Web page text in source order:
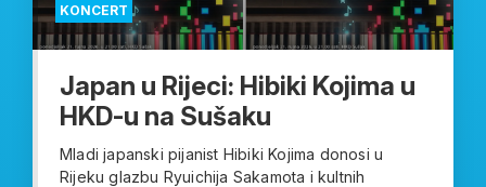
KONCERT
Japan u Rijeci: Hibiki Kojima u
HKD-u na Sušaku
Mladi japanski pijanist Hibiki Kojima donosi u
Rijeku glazbu Ryuichija Sakamota i kultnih